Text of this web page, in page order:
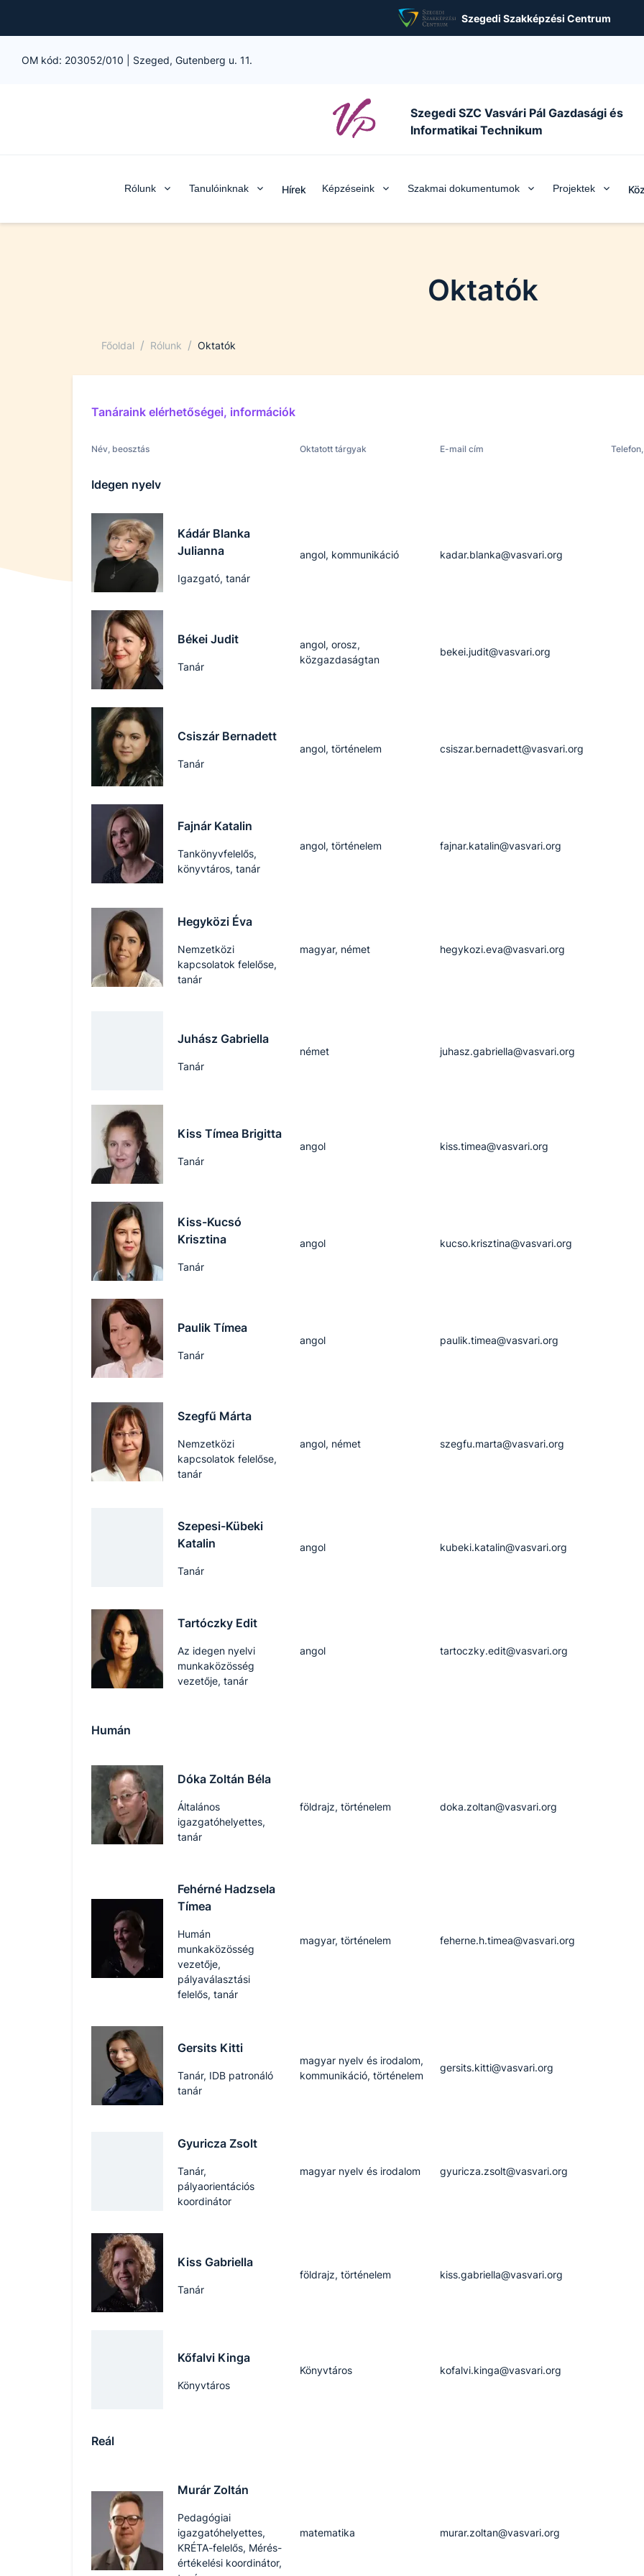
Szegedi Szakképzési Centrum
OM kód: 203052/010 Szeged, Gutenberg u. 11.
Szegedi SZC Vasvári Pál Gazdasági és
Informatikai Technikum
Rólunk Tanulóinknak Hírek Képzéseink Szakmai dokumentumok Projektek
Oktatók
Főoldal / Rólunk / Oktatók
Tanáraink elérhetőségei, információk
Név, beosztás Oktatott tárgyak E-mail cím
Idegen nyelv
Kádár Blanka
Julianna
Igazgató, tanár
angol, kommunikáció kadar.blanka​@vasvari.org
Békei Judit
Tanár
angol, orosz,
közgazdaságtan
bekei.judit​@vasvari.org
Csiszár Bernadett
Tanár
angol, történelem csiszar.bernadett​@vasvari.org
Fajnár Katalin
Tankönyvfelelős,
könyvtáros, tanár
angol, történelem fajnar.katalin​@vasvari.org
Hegyközi Éva
Nemzetközi
kapcsolatok felelőse,
tanár
magyar, német hegykozi.eva​@vasvari.org
Juhász Gabriella
Tanár
német juhasz.gabriella​@vasvari.org
Kiss Tímea Brigitta
Tanár
angol kiss.timea​@vasvari.org
Kiss-Kucsó
Krisztina
Tanár
angol kucso.krisztina​@vasvari.org
Paulik Tímea
Tanár
angol paulik.timea​@vasvari.org
Szegfű Márta
Nemzetközi
kapcsolatok felelőse,
tanár
angol, német szegfu.marta​@vasvari.org
Szepesi-Kübeki
Katalin
Tanár
angol kubeki.katalin​@vasvari.org
Tartóczky Edit
Az idegen nyelvi
munkaközösség
vezetője, tanár
angol tartoczky.edit​@vasvari.org
Humán
Dóka Zoltán Béla
Általános
igazgatóhelyettes,
tanár
földrajz, történelem doka.zoltan​@vasvari.org
Fehérné Hadzsela
Tímea
Humán
munkaközösség
vezetője,
pályaválasztási
felelős, tanár
magyar, történelem feherne.h.timea​@vasvari.org
Gersits Kitti
Tanár, IDB patronáló
tanár
magyar nyelv és irodalom,
kommunikáció, történelem
gersits.kitti​@vasvari.org
Gyuricza Zsolt
Tanár,
pályaorientációs
koordinátor
magyar nyelv és irodalom gyuricza.zsolt​@vasvari.org
Kiss Gabriella
Tanár
földrajz, történelem kiss.gabriella​@vasvari.org
Kőfalvi Kinga
Könyvtáros
Könyvtáros kofalvi.kinga​@vasvari.org
Reál
Murár Zoltán
Pedagógiai
igazgatóhelyettes,
KRÉTA-felelős, Mérés-
értékelési koordinátor,
matematika murar.zoltan​@vasvari.org